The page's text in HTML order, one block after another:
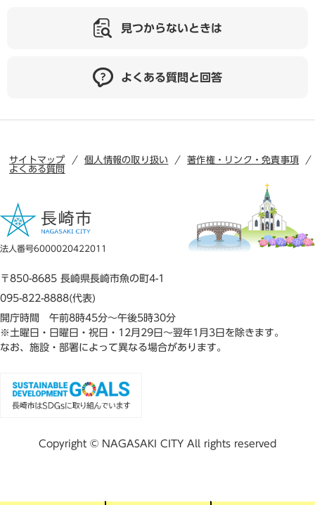
見つからないときは
よくある質問と回答
サイトマップ 個人情報の取り扱い
著作権・リンク・免責事項
よくある質問
法人番号6000020422011
〒850-8685 長崎県長崎市魚の町4-1
095-822-8888(代表)
開庁時間 午前8時45分～午後5時30分
※土曜日・日曜日・祝日・12月29日～翌年1月3日を除きます。
なお、施設・部署によって異なる場合があります。
Copyright © NAGASAKI CITY All rights reserved